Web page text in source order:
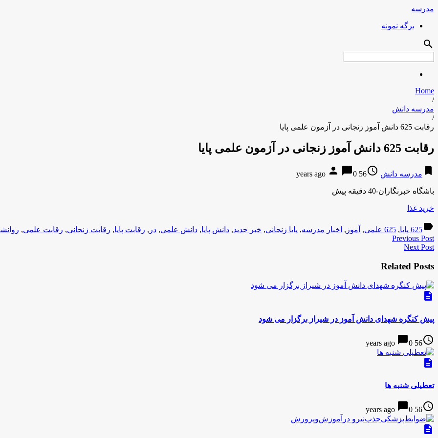
مدرسه
برگه نمونه
search
Home
/
مدرسه دانش
/
رقابت 625 دانش آموز زنجانی در آزمون علمی پایا
رقابت 625 دانش آموز زنجانی در آزمون علمی پایا
bookmark مدرسه دانش access_time
56 years ago
person chat_bubble0
باشگاه خبرنگاران-40 دقیقه پیش
خرید غذا
label625 پایا , 625 علمی , آموز , اخبار مدرسه, پایا زنجانی, خبر جدید, دانش پایا, دانش علمی, در , رقابت پایا, رقابت زنجانی, رقابت علمی,
Previous Post
Next Post
Related Posts
description
پیش کنگره شهدای دانش آموز در شیراز برگزار می شود
access_time
56 years ago
chat_bubble0
description
تعطیلی شنبه ها
access_time
56 years ago
chat_bubble0
description